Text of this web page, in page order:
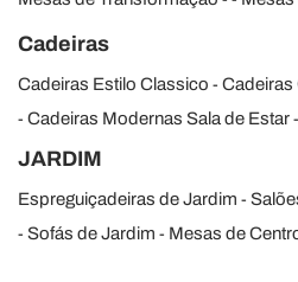
Cadeiras
Cadeiras Estilo Classico
Cadeiras
Cadeiras Modernas Sala de Estar
JARDIM
Espreguiçadeiras de Jardim
Sofás de Jardim
Mesas de